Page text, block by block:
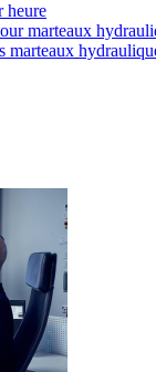
heure
marteaux
marteaux